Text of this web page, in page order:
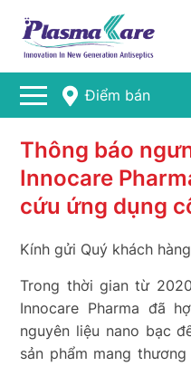
Điểm bán
Thông báo
Innocare
cứu ứng dụng
Kính gửi Quý khách
Trong thời gian từ
Innocare Pharma đã
nguyên liệu nano bạc
sản phẩm mang thương